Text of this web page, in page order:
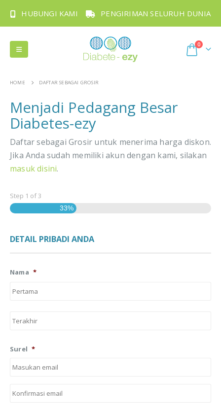
HUBUNGI KAMI PENGIRIMAN SELURUH DUNIA
0
HOME DAFTAR SEBAGAI GROSIR
Menjadi Pedagang Besar
Diabetes-ezy
Daftar sebagai Grosir untuk menerima harga diskon.
Jika Anda sudah memiliki akun dengan kami, silakan
masuk disini.
Step 1 of 3
33%
DETAIL PRIBADI ANDA
Nama *
Surel *